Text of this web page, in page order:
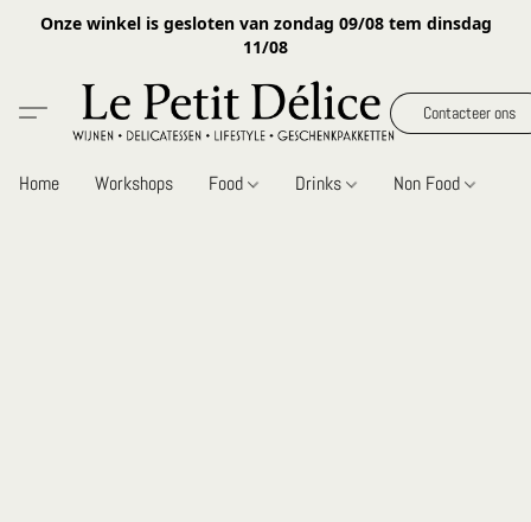
Onze winkel is gesloten van zondag 09/08 tem dinsdag
11/08
Contacteer ons
Home Workshops Food Drinks Non Food